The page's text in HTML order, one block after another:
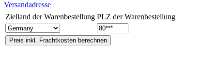
Versandadresse
Zielland der Warenbestellung PLZ der Warenbestellung